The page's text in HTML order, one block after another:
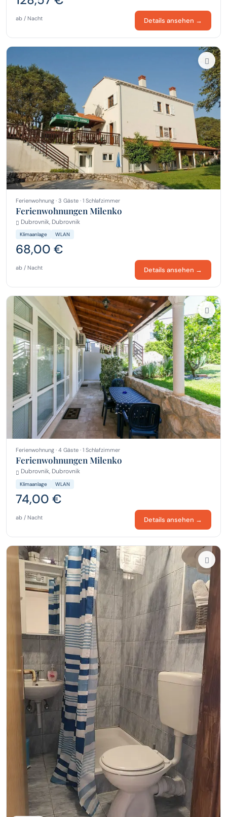
ab / Nacht Details ansehen →
Ferienwohnung · 3 Gäste · 1 Schlafzimmer
Ferienwohnungen Milenko
Dubrovnik, Dubrovnik
Klimaanlage WLAN
68,00 €
ab / Nacht Details ansehen →
Ferienwohnung · 4 Gäste · 1 Schlafzimmer
Ferienwohnungen Milenko
Dubrovnik, Dubrovnik
Klimaanlage WLAN
74,00 €
ab / Nacht Details ansehen →